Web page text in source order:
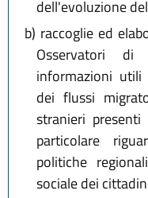
dell'evoluzione
b) raccoglie ed
Osservatori
informazioni
dei flussi
stranieri
particolare
politiche
sociale dei